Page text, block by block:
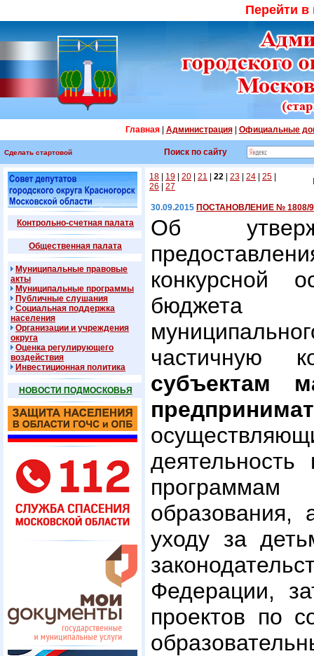
Перейти
Главная| Администрация| Официальные
Сделать стартовой Поиск по сайту
Контрольно-счетная палата
Общественная палата
Муниципальные правовые
акты
Муниципальные программы
Публичные слушания
Социальная поддержка
населения
Организации и учреждения
округа
Оценка регулирующего
воздействия
Инвестиционная политика
НОВОСТИ ПОДМОСКОВЬЯ
18 19 20 21 22 23 24 25
26
27
30.09.2015 ПОСТАНОВЛЕНИЕ № 1808/9
Об
конкурсной
бюджета
частичную
субъектам
образования,
уходу за
Федерации,
проектов по